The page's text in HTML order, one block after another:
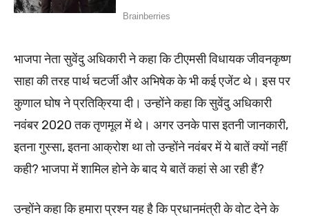
भाजपा नेता सुवेंदु अधिकारी ने कहा कि टीएमसी विधायक जीवनकृष्ण
साहा की तरह पार्थ चटर्जी और अभिषेक के भी कई एजेंट थे। इस पर
कुणाल घोष ने प्रतिक्रिया दी। उन्‍होंने कहा कि सुवेंदु अधिकारी
नवंबर 2020 तक तृणमूल में थे। अगर उनके पास इतनी जानकारी,
इतना गुस्सा, इतना आक्रोश था तो उन्होंने नवंबर में ये बातें क्यों नहीं
कही? भाजपा में शामिल होने के बाद ये बातें कहां से आ रही हैं?
उन्‍होंने कहा कि हमारा प्रश्न यह है कि प्रधानमंत्री के वोट देने के